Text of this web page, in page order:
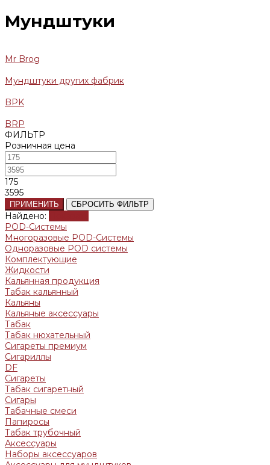
Мундштуки
Mr Brog
Мундштуки других фабрик
BPK
BRP
ФИЛЬТР
Розничная цена
175
3595
ПРИМЕНИТЬ СБРОСИТЬ ФИЛЬТР
Найдено:
POD-Системы
Многоразовые POD-Системы
Одноразовые POD системы
Комплектующие
Жидкости
Кальянная продукция
Табак кальянный
Кальяны
Кальяные аксессуары
Табак
Табак нюхательный
Сигареты премиум
Сигариллы
DF
Сигареты
Табак сигаретный
Сигары
Табачные смеси
Папиросы
Табак трубочный
Аксессуары
Наборы аксессуаров